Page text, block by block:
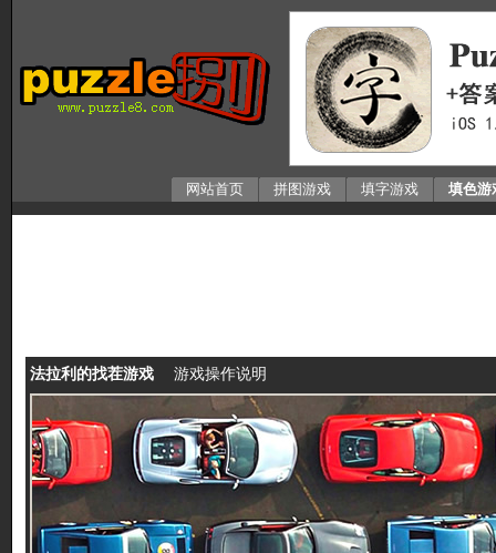
网站首页 拼图游戏 填字游戏 填色游
法拉利的找茬游戏 游戏操作说明